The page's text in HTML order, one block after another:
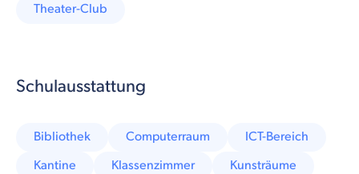
Theater-Club
Schulausstattung
Bibliothek Computerraum
ICT-Bereich
Kantine
Klassenzimmer
Kunsträume